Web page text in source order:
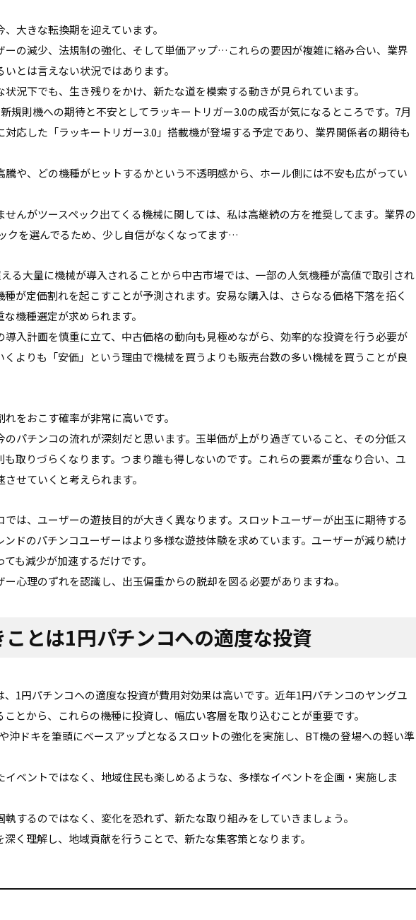
大きな転換期を迎えています。
ーの減少、法規制の強化、そして単価アップ…これらの要因が複雑に絡み合い、業界
とは言えない状況ではあります。
状況下でも、生き残りをかけ、新たな道を模索する動きが見られています。
規則機への期待と不安としてラッキートリガー3.0の成否が気になるところです。7月
対応した「ラッキートリガー3.0」搭載機が登場する予定であり、業界関係者の期待も
騰や、どの機種がヒットするかという不透明感から、ホール側には不安も広がってい
せんがツースペック出てくる機械に関しては、私は高継続の方を推奨してます。業界の
クを選んでるため、少し自信がなくなってます…
る大量に機械が導入されることから中古市場では、一部の人気機種が高値で取引され
種が定価割れを起こすことが予測されます。安易な購入は、さらなる価格下落を招く
機種選定が求められます。
導入計画を慎重に立て、中古価格の動向も見極めながら、効率的な投資を行う必要が
くよりも「安価」という理由で機械を買うよりも販売台数の多い機械を買うことが良
をおこす確率が非常に高いです。
のパチンコの流れが深刻だと思います。玉単価が上がり過ぎていること、その分低ス
も取りづらくなります。つまり誰も得しないのです。これらの要素が重なり合い、ユ
せていくと考えられます。
では、ユーザーの遊技目的が大きく異なります。スロットユーザーが出玉に期待する
ンドのパチンコユーザーはより多様な遊技体験を求めています。ユーザーが減り続け
も減少が加速するだけです。
ー心理のずれを認識し、出玉偏重からの脱却を図る必要がありますね。
ことは1円パチンコへの適度な投資
、1円パチンコへの適度な投資が費用対効果は高いです。近年1円パチンコのヤングユ
とから、これらの機種に投資し、幅広い客層を取り込むことが重要です。
沖ドキを筆頭にベースアップとなるスロットの強化を実施し、BT機の登場への軽い準
イベントではなく、地域住民も楽しめるような、多様なイベントを企画・実施しま
するのではなく、変化を恐れず、新たな取り組みをしていきましょう。
く理解し、地域貢献を行うことで、新たな集客策となります。